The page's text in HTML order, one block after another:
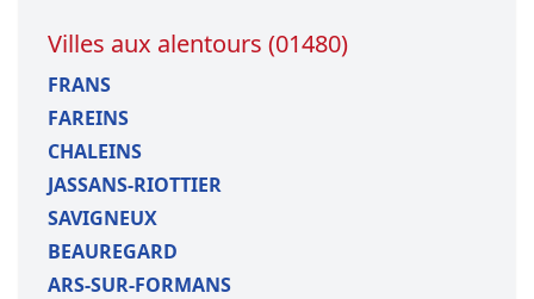
Villes aux alentours (01480)
FRANS
FAREINS
CHALEINS
JASSANS-RIOTTIER
SAVIGNEUX
BEAUREGARD
ARS-SUR-FORMANS